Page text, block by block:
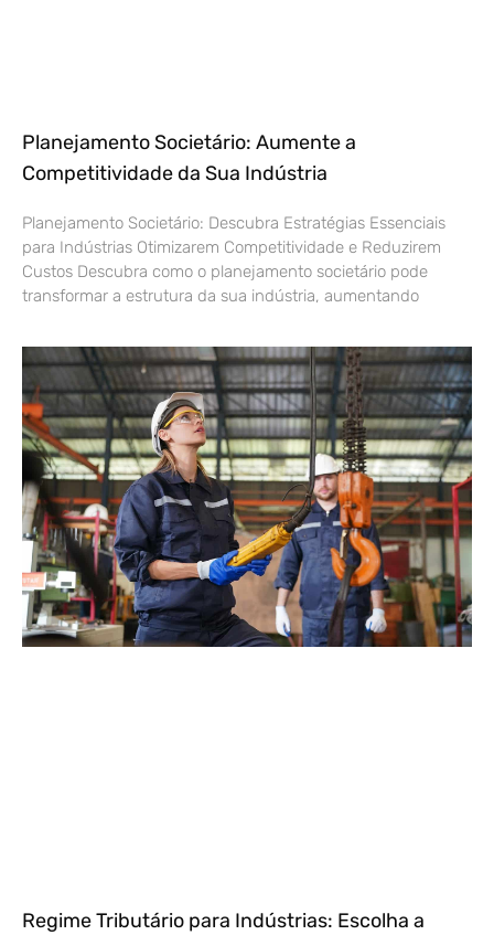
Planejamento Societário: Aumente a
Competitividade da Sua Indústria
Planejamento Societário: Descubra Estratégias Essenciais
para Indústrias Otimizarem Competitividade e Reduzirem
Custos Descubra como o planejamento societário pode
transformar a estrutura da sua indústria, aumentando
Regime Tributário para Indústrias: Escolha a